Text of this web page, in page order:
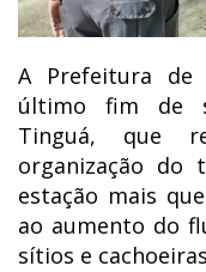
A Prefeitura de
último fim de
Tinguá, que
organização do
estação mais
ao aumento do
sítios e